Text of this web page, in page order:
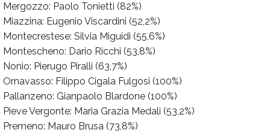
Mergozzo: Paolo Tonietti (82%)
Miazzina: Eugenio Viscardini (52,2%)
Montecrestese: Silvia Miguidi (55,6%)
Montescheno: Dario Ricchi (53,8%)
Nonio: Pierugo Piralli (63,7%)
Ornavasso: Filippo Cigala Fulgosi (100%)
Pallanzeno: Gianpaolo Blardone (100%)
Pieve Vergonte: Maria Grazia Medali (53,2%)
Premeno: Mauro Brusa (73,8%)